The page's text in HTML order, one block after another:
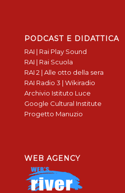
PODCAST E DIDATTICA
RAI | Rai Play Sound
RAI | Rai Scuola
RAI 2 | Alle otto della sera
RAI Radio 3 | Wikiradio
Archivio Istituto Luce
Google Cultural Institute
Progetto Manuzio
WEB AGENCY